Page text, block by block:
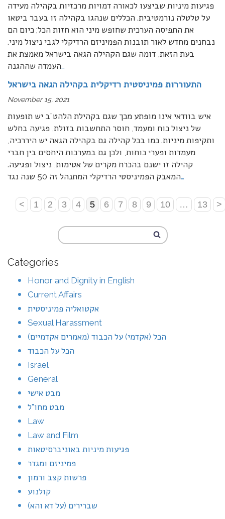
פגיעות מיניות שביצעו לכאורה דמויות מרכזיות בקהילה מעידה
על טלטלה נורמטיבית. הכללים שנהגו בקהילה זו בעבר ביטאו
את התפיסה הערכית שחופש מיני הוא חזות הכל; כיום הם
נבחנים מחדש לאור תובנות הפמיניזם הרדיקלי לגבי ניצול מיני.
בעת הזאת, דומה שגם הקהילה הגאה בישראל מאמצת את
העמדה שההגנה…
התעוררות פמיניסטית רדיקלית בקהילה הגאה בישראל
November 15, 2021
איש בוודאי אינו מופתע מכך שגם בקהילת הלהט”ב יש תופעות
של ניצול כוח ומעמד, חוסר התחשבות בזולת, פגיעה בחלש
ותקיפות מיניות. כמו בכל קהילה גם בקהילה הגאה יש היררכיה,
מעמדות ופערי כוחות, ולכן גם במערכות היחסים בין חברי
קהילה זו ישנם בהכרח מקרים של אטימות, ניצול ופגיעה.
המאבק הפמיניסטי הרדיקלי המתנהל זה 50 שנה נגד…
< 1 2 3 4 5 6 7 8 9 10 … 13 >
Categories
Honor and Dignity in English
Current Affairs
אקטואליה פמיניסטית
Sexual Harassment
הכל (אקדמי) על הכבוד (מאמרים אקדמיים)
הכל על הכבוד
Israel
General
מבט אישי
מבט מחו"ל
Law
Law and Film
פגיעות מיניות באוניברסיטאות
פמיניזם ומגדר
פרשות קצב ורמון
קולנוע
שברירים (על דא והא)